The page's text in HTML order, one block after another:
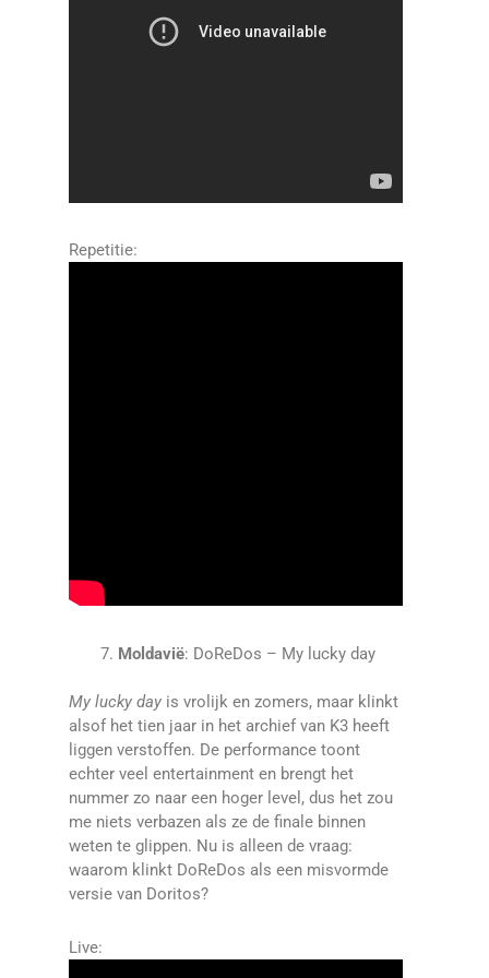
Repetitie:
Moldavië: DoReDos – My lucky day
My lucky dayis vrolijk en zomers, maar klinkt
alsof het tien jaar in het archief van K3 heeft
liggen verstoffen. De performance toont
echter veel entertainment en brengt het
nummer zo naar een hoger level, dus het zou
me niets verbazen als ze de finale binnen
weten te glippen. Nu is alleen de vraag:
waarom klinkt DoReDos als een misvormde
versie van Doritos?
Live: